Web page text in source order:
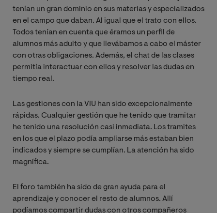
tenían un gran dominio en sus materias y especializados
en el campo que daban. Al igual que el trato con ellos.
Todos tenían en cuenta que éramos un perfil de
alumnos más adulto y que llevábamos a cabo el máster
con otras obligaciones. Además, el chat de las clases
permitía interactuar con ellos y resolver las dudas en
tiempo real.
Las gestiones con la VIU han sido excepcionalmente
rápidas. Cualquier gestión que he tenido que tramitar
he tenido una resolución casi inmediata. Los tramites
en los que el plazo podía ampliarse más estaban bien
indicados y siempre se cumplían. La atención ha sido
magnífica.
El foro también ha sido de gran ayuda para el
aprendizaje y conocer el resto de alumnos. Allí
podíamos compartir dudas con otros compañeros